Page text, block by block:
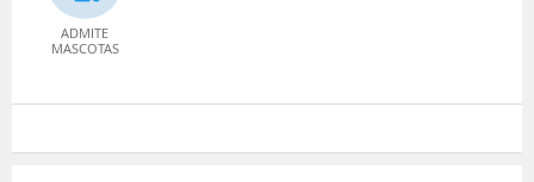
ADMITE
MASCOTAS